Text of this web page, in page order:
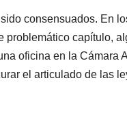
consensuados. En
problemático capítulo,
oficina en la Cámara
el articulado de las